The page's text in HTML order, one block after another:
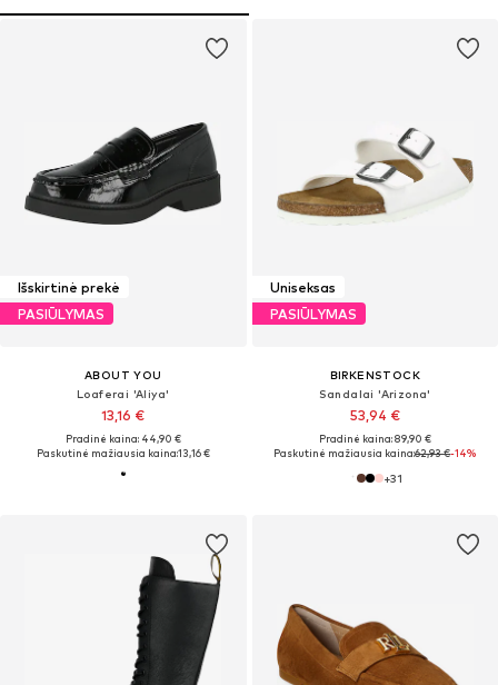
Išskirtinė prekė
PASIŪLYMAS
ABOUT YOU
Loaferai 'Aliya'
13,16 €
Pradinė kaina: 44,90 €
Paskutinė mažiausia kaina:13,16 €
Uniseksas
PASIŪLYMAS
BIRKENSTOCK
Sandalai 'Arizona'
53,94 €
Pradinė kaina: 89,90 €
Paskutinė mažiausia kaina:62,93 €-14%
+31